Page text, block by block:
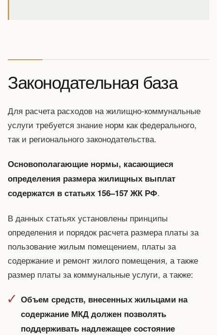
Законодательная база
Для расчета расходов на жилищно-коммунальные
услуги требуется знание норм как федерального,
так и регионального законодательства.
Основополагающие нормы, касающиеся
определения размера жилищных выплат
содержатся в статьях 156–157 ЖК РФ.
В данных статьях установлены принципы
определения и порядок расчета размера платы за
пользование жилым помещением, платы за
содержание и ремонт жилого помещения, а также
размер платы за коммунальные услуги, а также:
Объем средств, внесенных жильцами на
содержание МКД должен позволять
поддерживать надлежащее состояние